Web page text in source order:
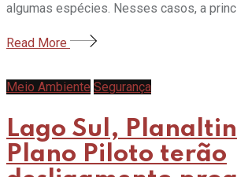
algumas espécies. Nesses casos, a
Read More
Meio Ambiente Segurança
Lago Sul,
Plano Piloto terão